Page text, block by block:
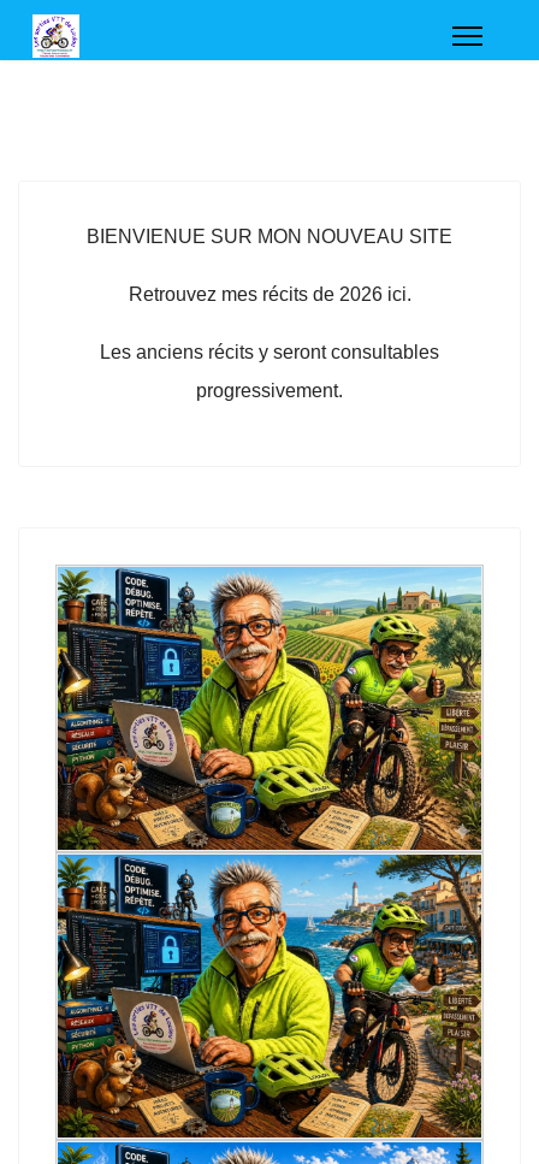
BIENVIENUE SUR MON NOUVEAU SITE
Retrouvez mes récits de 2026 ici.
Les anciens récits y seront consultables
progressivement.